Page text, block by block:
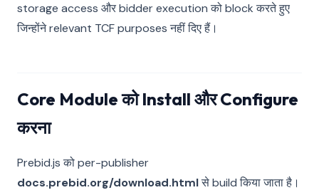
storage access और bidder execution को block करते हुए
जिन्होंने relevant TCF purposes नहीं दिए हैं।
Core Module को Install और Configure
करना
Prebid.js को per-publisher
docs.prebid.org/download.htmlसे build किया जाता है।